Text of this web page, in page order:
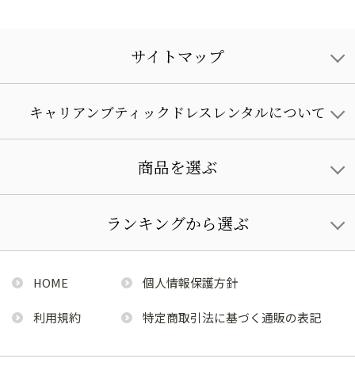
サイトマップ
キャリアンブティックドレスレンタルについて
商品を選ぶ
ランキングから選ぶ
HOME 個人情報保護方針
利用規約 特定商取引法に基づく通販の表記